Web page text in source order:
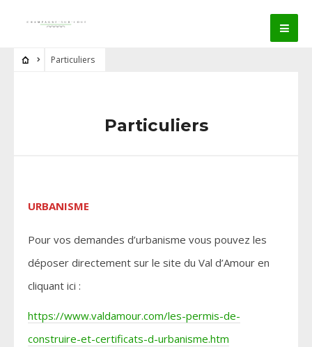
Particuliers
Particuliers
URBANISME
Pour vos demandes d’urbanisme vous pouvez les
déposer directement sur le site du Val d’Amour en
cliquant ici :
https://www.valdamour.com/les-permis-de-
construire-et-certificats-d-urbanisme.htm